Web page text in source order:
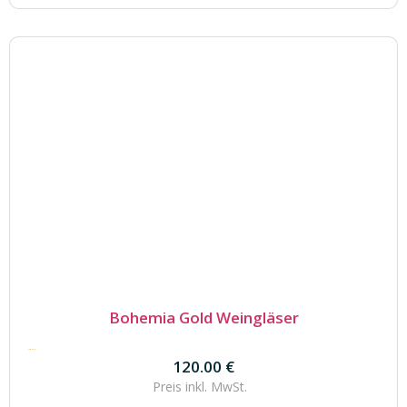
Bohemia Gold Weingläser
120.00 €
120.00 €
Preis inkl. MwSt.